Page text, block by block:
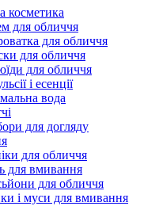
косметика
для обличчя
для обличчя
для обличчя
для обличчя
і есенції
вода
для догляду
для обличчя
для вмивання
для обличчя
і муси для вмивання